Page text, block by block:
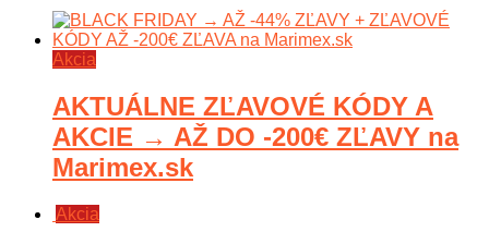
Akcia
AKTUÁLNE ZĽAVOVÉ KÓDY A
AKCIE → AŽ DO -200€ ZĽAVY na
Marimex.sk
Akcia